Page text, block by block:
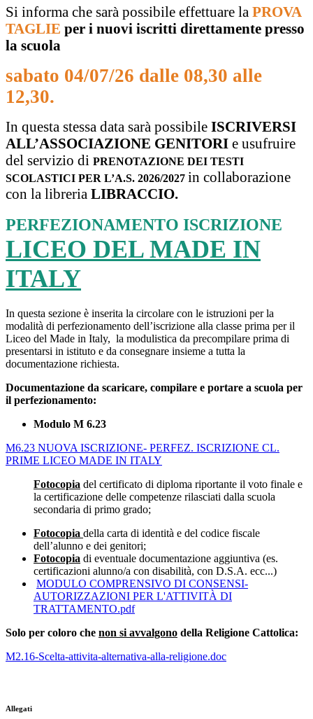
Si informa che sarà possibile effettuare la PROVA
TAGLIE per i nuovi iscritti direttamente presso
la scuola
sabato 04/07/26 dalle 08,30 alle
12,30.
In questa stessa data sarà possibile ISCRIVERSI
ALL’ASSOCIAZIONE GENITORI e usufruire
del servizio di PRENOTAZIONE DEI TESTI
SCOLASTICI PER L’A.S. 2026/2027 in collaborazione
con la libreria LIBRACCIO.
PERFEZIONAMENTO ISCRIZIONE
LICEO DEL MADE IN
ITALY
In questa sezione è inserita la circolare con le istruzioni per la
modalità di perfezionamento dell’iscrizione alla classe prima per il
Liceo del Made in Italy, la modulistica da precompilare prima di
presentarsi in istituto e da consegnare insieme a tutta la
documentazione richiesta.
Documentazione da scaricare, compilare e portare a scuola per
il perfezionamento:
Modulo M 6.23
M6.23 NUOVA ISCRIZIONE- PERFEZ. ISCRIZIONE CL.
PRIME LICEO MADE IN ITALY
Fotocopia del certificato di diploma riportante il voto finale e
la certificazione delle competenze rilasciati dalla scuola
secondaria di primo grado;
Fotocopia della carta di identità e del codice fiscale
dell’alunno e dei genitori;
Fotocopia di eventuale documentazione aggiuntiva (es.
certificazioni alunno/a con disabilità, con D.S.A. ecc...)
MODULO COMPRENSIVO DI CONSENSI-
AUTORIZZAZIONI PER L'ATTIVITÀ DI
TRATTAMENTO.pdf
Solo per coloro che non si avvalgono della Religione Cattolica:
M2.16-Scelta-attivita-alternativa-alla-religione.doc
Allegati